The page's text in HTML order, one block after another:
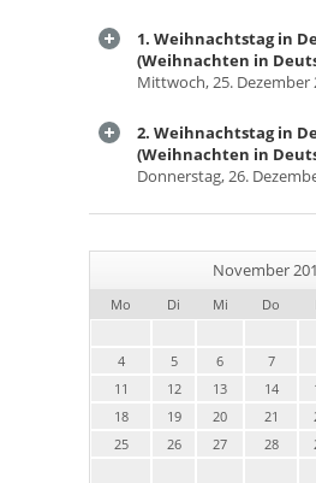
1. Weihnachtstag in
(Weihnachten in
Mittwoch, 25. Dezember
2. Weihnachtstag in
(Weihnachten in
Donnerstag, 26.
November
Mo Di Mi Do
4
5 6 7
11
12 13 14
18
19 20 21
25
26 27 28